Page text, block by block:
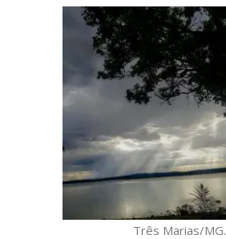
Três Marias/MG.